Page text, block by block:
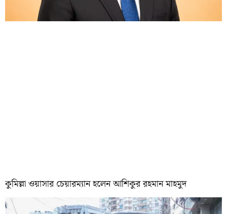
কুমিল্লা ওয়াসার চেয়ারম্যান হলেন আশিকুর রহমান মাহমুদ